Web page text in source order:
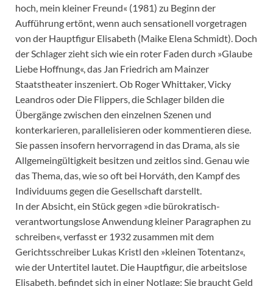
hoch, mein kleiner Freund« (1981) zu Beginn der
Aufführung ertönt, wenn auch sensationell vorgetragen
von der Hauptfigur Elisabeth (Maike Elena Schmidt). Doch
der Schlager zieht sich wie ein roter Faden durch »Glaube
Liebe Hoffnung«, das Jan Friedrich am Mainzer
Staatstheater inszeniert. Ob Roger Whittaker, Vicky
Leandros oder Die Flippers, die Schlager bilden die
Übergänge zwischen den einzelnen Szenen und
konterkarieren, parallelisieren oder kommentieren diese.
Sie passen insofern hervorragend in das Drama, als sie
Allgemeingültigkeit besitzen und zeitlos sind. Genau wie
das Thema, das, wie so oft bei Horváth, den Kampf des
Individuums gegen die Gesellschaft darstellt.
In der Absicht, ein Stück gegen »die bürokratisch-
verantwortungslose Anwendung kleiner Paragraphen zu
schreiben«, verfasst er 1932 zusammen mit dem
Gerichtsschreiber Lukas Kristl den »kleinen Totentanz«,
wie der Untertitel lautet. Die Hauptfigur, die arbeitslose
Elisabeth, befindet sich in einer Notlage: Sie braucht Geld